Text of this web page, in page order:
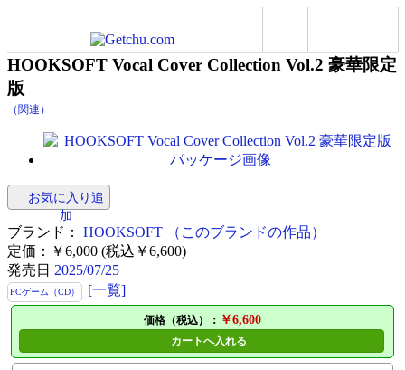
HOOKSOFT Vocal Cover Collection Vol.2 豪華限定
版
（関連）
お気に入り追
加
ブランド： HOOKSOFT
（このブランドの作品）
定価：￥6,000 (税込￥6,600)
発売日 2025/07/25
PCゲーム（CD） [一覧]
価格（税込）： ￥6,600
カートへ入れる